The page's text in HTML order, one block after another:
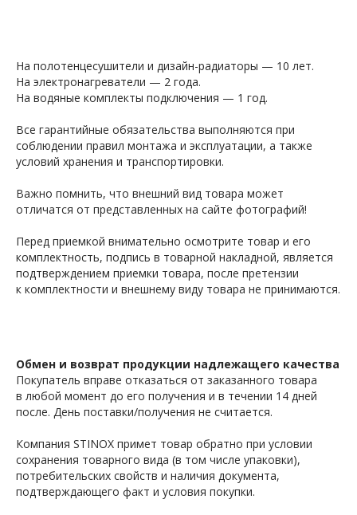
На полотенцесушители и дизайн-радиаторы — 10 лет.
На электронагреватели — 2 года.
На водяные комплекты подключения — 1 год.
Все гарантийные обязательства выполняются при
соблюдении правил монтажа и эксплуатации, а также
условий хранения и транспортировки.
Важно помнить, что внешний вид товара может
отличатся от представленных на сайте фотографий!
Перед приемкой внимательно осмотрите товар и его
комплектность, подпись в товарной накладной, является
подтверждением приемки товара, после претензии
к комплектности и внешнему виду товара не принимаются.
Обмен и возврат продукции надлежащего качества
Покупатель вправе отказаться от заказанного товара
в любой момент до его получения и в течении 14 дней
после. День поставки/получения не считается.
Компания STINOX примет товар обратно при условии
сохранения товарного вида (в том числе упаковки),
потребительских свойств и наличия документа,
подтверждающего факт и условия покупки.